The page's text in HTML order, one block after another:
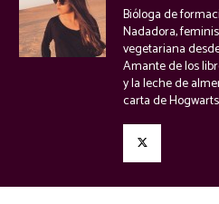
Bióloga de
Nadadora,
vegetariana
Amante de los
y la leche de
carta de